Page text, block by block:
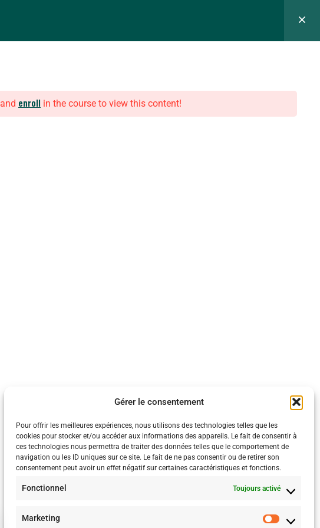
Gérer le consentement
Pour offrir les meilleures expériences, nous utilisons des technologies telles que les
cookies pour stocker et/ou accéder aux informations des appareils. Le fait de consentir à
ces technologies nous permettra de traiter des données telles que le comportement de
navigation ou les ID uniques sur ce site. Le fait de ne pas consentir ou de retirer son
consentement peut avoir un effet négatif sur certaines caractéristiques et fonctions.
Fonctionnel Toujours activé
Marketing
and enroll in the course to view this content!